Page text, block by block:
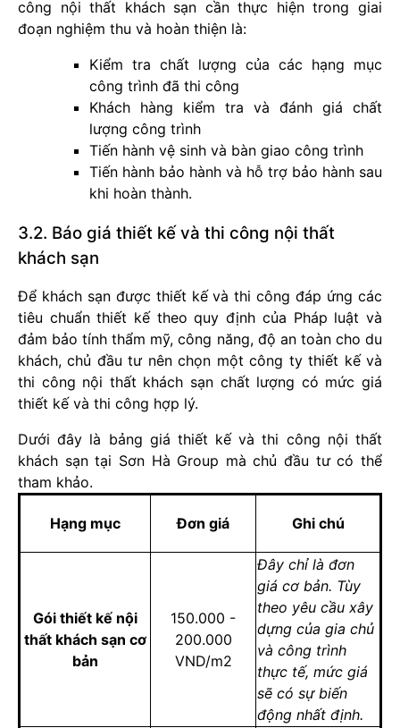
công nội thất khách sạn cần thực hiện trong giai
đoạn nghiệm thu và hoàn thiện là:
Kiểm tra chất lượng của các hạng mục
công trình đã thi công
Khách hàng kiểm tra và đánh giá chất
lượng công trình
Tiến hành vệ sinh và bàn giao công trình
Tiến hành bảo hành và hỗ trợ bảo hành sau
khi hoàn thành.
3.2. Báo giá thiết kế và thi công nội thất
khách sạn
Để khách sạn được thiết kế và thi công đáp ứng các
tiêu chuẩn thiết kế theo quy định của Pháp luật và
đảm bảo tính thẩm mỹ, công năng, độ an toàn cho du
khách, chủ đầu tư nên chọn một công ty thiết kế và
thi công nội thất khách sạn chất lượng có mức giá
thiết kế và thi công hợp lý.
Dưới đây là bảng giá thiết kế và thi công nội thất
khách sạn tại Sơn Hà Group mà chủ đầu tư có thể
tham khảo.
Hạng mục Đơn giá Ghi chú
Gói thiết kế nội
thất khách sạn cơ
bản
150.000 -
200.000
VND/m2
Đây chỉ là đơn
giá cơ bản. Tùy
theo yêu cầu xây
dựng của gia chủ
và công trình
thực tế, mức giá
sẽ có sự biến
động nhất định.